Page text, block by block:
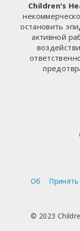
Children's
остановить
активной
Об
© 2023